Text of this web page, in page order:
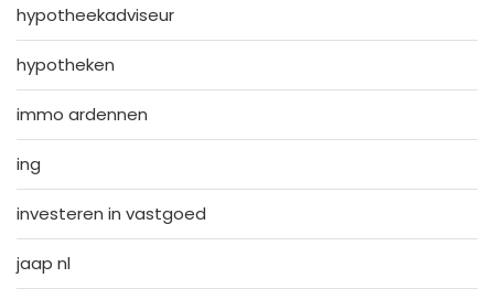
hypotheekadviseur
hypotheken
immo ardennen
ing
investeren in vastgoed
jaap nl